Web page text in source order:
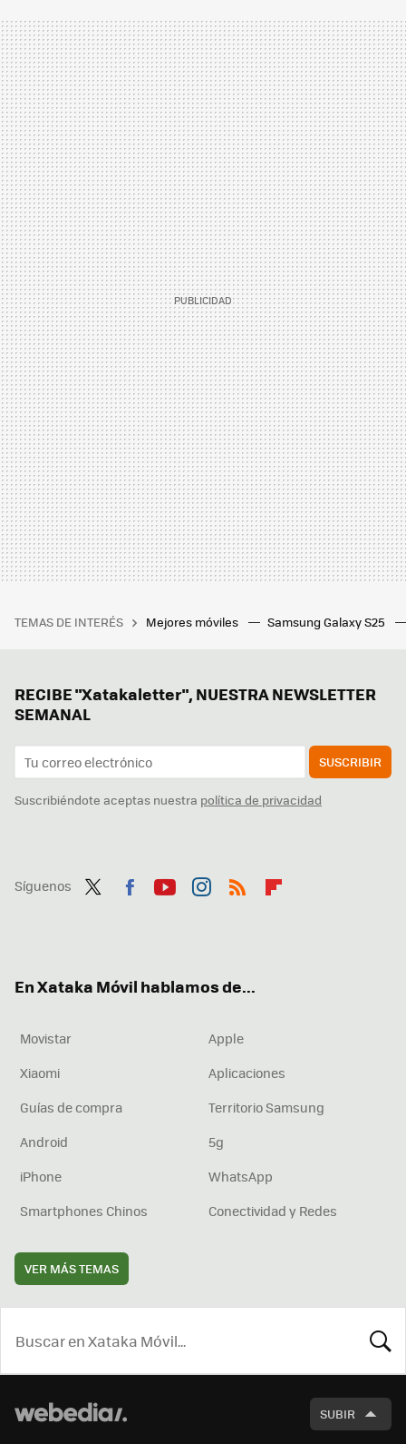
TEMAS DE INTERÉS Mejores móviles Samsung Galaxy S25
RECIBE "Xatakaletter", NUESTRA NEWSLETTER
SEMANAL
SUSCRIBIR
Suscribiéndote aceptas nuestra política de privacidad
Síguenos
En Xataka Móvil hablamos de...
Movistar
Apple
Xiaomi
Aplicaciones
Guías de compra
Territorio Samsung
Android
5g
iPhone
WhatsApp
Smartphones Chinos
Conectividad y Redes
VER MÁS TEMAS
SUBIR